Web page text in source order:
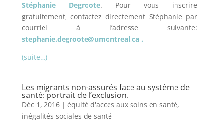
Stéphanie Degroote. Pour vous inscrire
gratuitement, contactez directement Stéphanie par
courriel à l’adresse suivante:
stephanie.degroote@umontreal.ca .
(suite…)
Les migrants non-assurés face au système de
santé: portrait de l’exclusion.
Déc 1, 2016| équité d'accès aux soins en santé,
inégalités sociales de santé